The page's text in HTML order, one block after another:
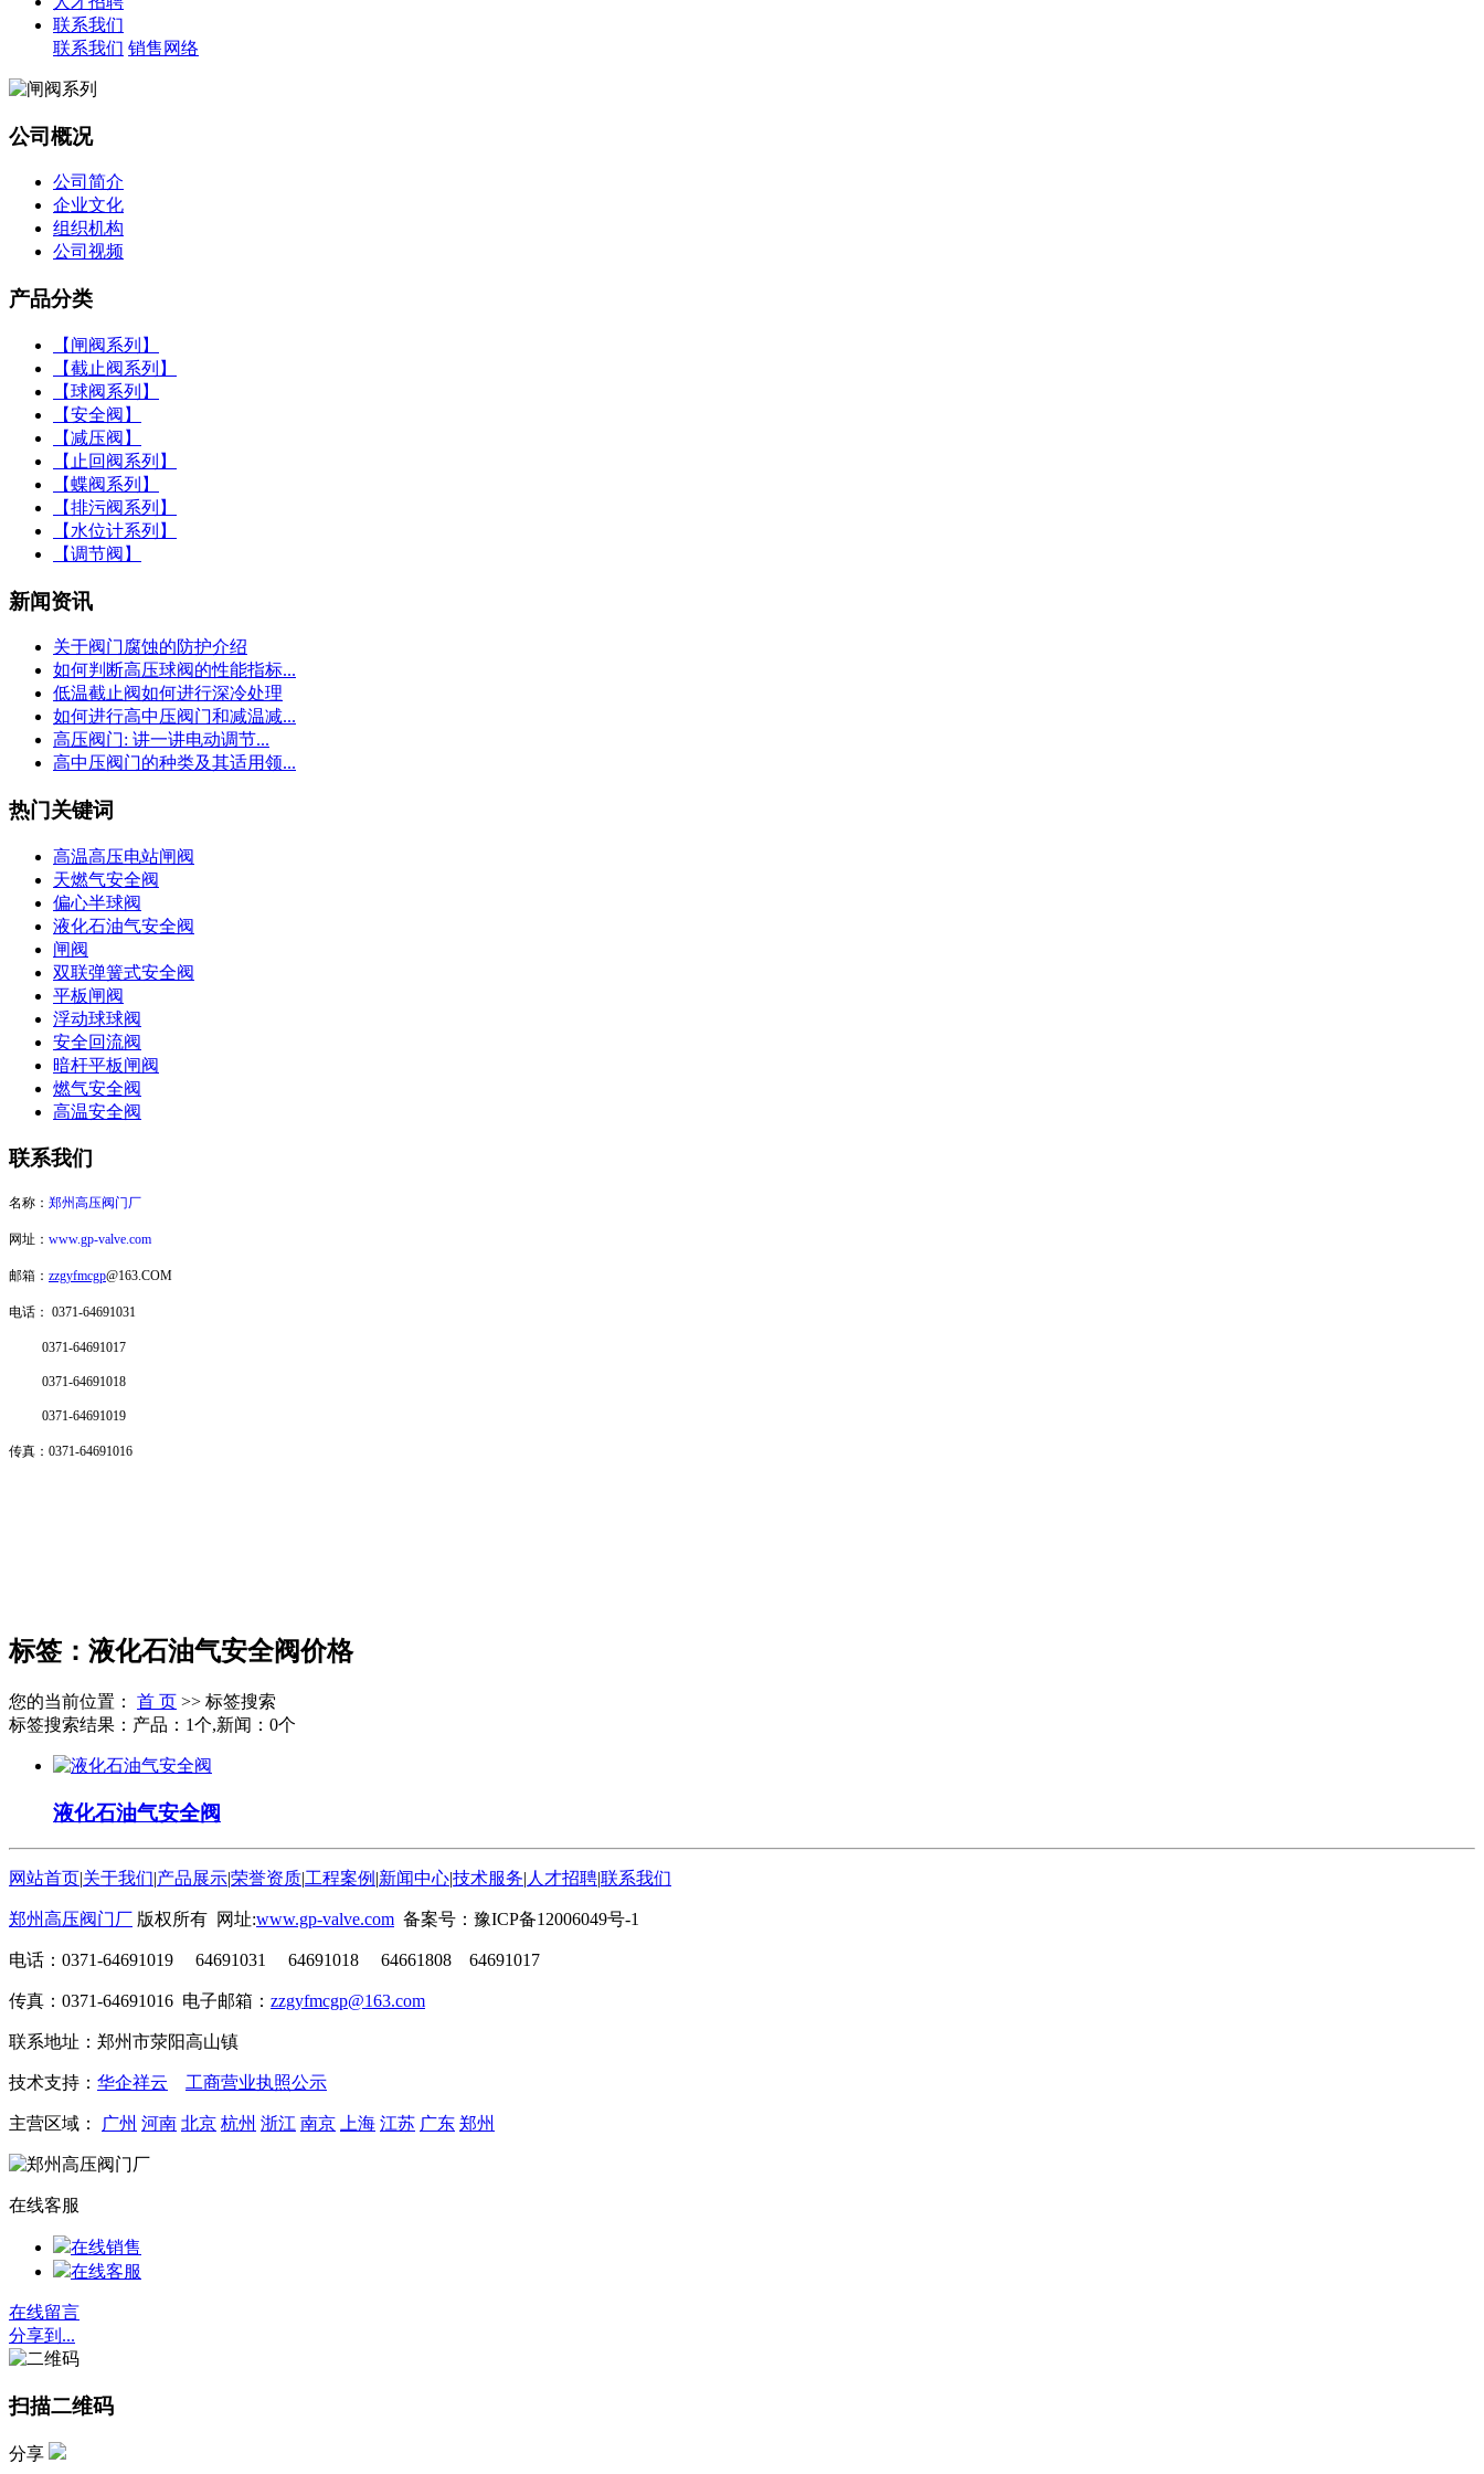
联系我们
联系我们 销售网络
公司概况
公司简介
企业文化
组织机构
公司视频
产品分类
【闸阀系列】
【截止阀系列】
【球阀系列】
【安全阀】
【减压阀】
【止回阀系列】
【蝶阀系列】
【排污阀系列】
【水位计系列】
【调节阀】
新闻资讯
关于阀门腐蚀的防护介绍
如何判断高压球阀的性能指标...
低温截止阀如何进行深冷处理
如何进行高中压阀门和减温减...
高压阀门: 讲一讲电动调节...
高中压阀门的种类及其适用领...
热门关键词
高温高压电站闸阀
天燃气安全阀
偏心半球阀
液化石油气安全阀
闸阀
双联弹簧式安全阀
平板闸阀
浮动球球阀
安全回流阀
暗杆平板闸阀
燃气安全阀
高温安全阀
联系我们
名称： 郑州高压阀门厂
网址： www.gp-valve.com
邮箱： zzgyfmcgp@163.COM
电话： 0371-64691031
0371-64691017
0371-64691018
0371-64691019
传真：0371-64691016
标签：液化石油气安全阀价格
您的当前位置： 首 页 >> 标签搜索
标签搜索结果：产品：1个,新闻：0个
液化石油气安全阀
网站首页|关于我们|产品展示|荣誉资质|工程案例 |新闻中心|技术服务|人才招聘|联系我们
郑州高压阀门厂 版权所有 网址:www.gp-valve.com 备案号：豫ICP备12006049号-1
电话：0371-64691019 64691031 64691018 64661808 64691017
传真：0371-64691016 电子邮箱： zzgyfmcgp@163.com
联系地址：郑州市荥阳高山镇
技术支持： 华企祥云 工商营业执照公示
主营区域： 广州 河南 北京 杭州 浙江 南京 上海 江苏 广东 郑州
在线客服
在线销售
在线客服
在线留言
分享到...
扫描二维码
分享